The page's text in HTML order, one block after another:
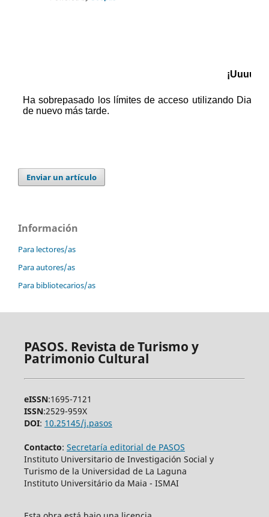
Enviar un artículo
Información
Para lectores/as
Para autores/as
Para bibliotecarios/as
PASOS. Revista de Turismo y
Patrimonio Cultural
eISSN:1695-7121
ISSN:2529-959X
DOI: 10.25145/j.pasos
Contacto: Secretaría editorial de PASOS
Instituto Universitario de Investigación Social y
Turismo de la Universidad de La Laguna
Instituto Universitário da Maia - ISMAI